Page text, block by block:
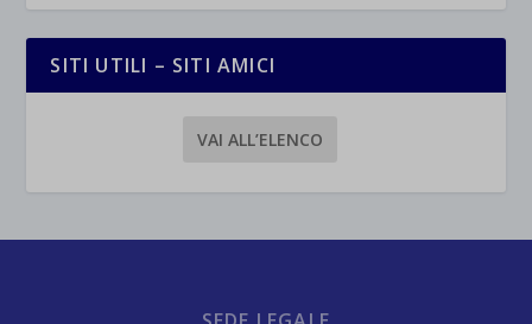
SITI UTILI – SITI AMICI
VAI ALL’ELENCO